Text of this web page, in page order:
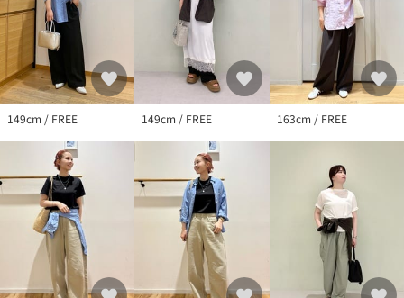
ません。素材の特性上、ある程度避けられない現象ですので、出
来るだけ摩擦を加えず、デリケートにお取扱い下さい。特に雨や
水に濡れた場合は、擦らずにタオル等で吸い取るようにして下さ
い。
※インド製生地使用。
※＜SHORT-36 サイズ＞は、身長を基準としておりますがあくま
でも目安となりますので、サイズ感は記載の採寸表をご確認くだ
さいませ。
※画像の商品はサンプルです。
※商品を使用前に、タグ等に記載されている「取り扱い上の注意
書き」、「洗濯表示」を必ずご確認ください。
※商品画像は、光の当たり具合やパソコンなどの閲覧環境によ
り、実際の色味と異なって見える場合がございます。あらかじめ
ご了承ください。
※商品の色味の目安は、商品単体の画像をご参照ください。
149cm / FREE 149cm / FREE 163cm / FREE